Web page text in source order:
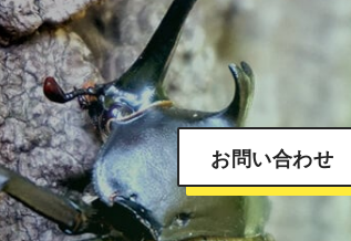
お問い合わせ